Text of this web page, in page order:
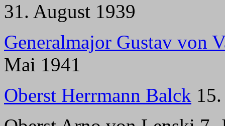
31. August 1939
Generalmajor Gustav von
Mai 1941
Oberst Herrmann Balck